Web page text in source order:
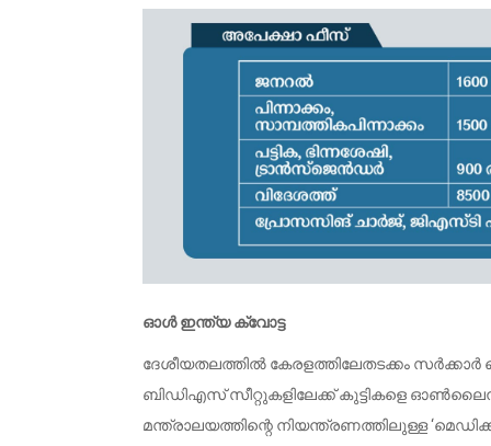
ഓൾ ഇന്ത്യ ക്വോട്ട
ദേശീയതലത്തിൽ കേരളത്തിലേതടക്കം
ബിഡിഎസ് സീറ്റുകളിലേക്ക് കുട്ടികളെ
മന്ത്രാലയത്തിന്റെ നിയന്ത്രണത്തിലുള്ള